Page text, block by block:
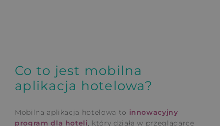
Co to jest mobilna
aplikacja hotelowa?
Mobilna aplikacja hotelowa to innowacyjny
program dla hoteli, który działa w przeglądarce